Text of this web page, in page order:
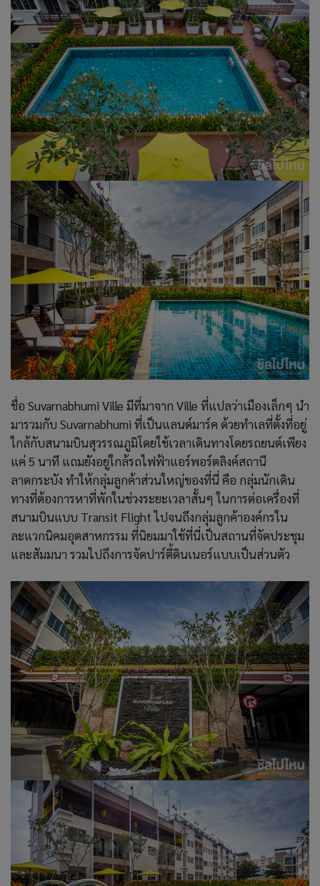
ชื่อ Suvarnabhumi Ville มีที่มาจาก Ville ที่แปลว่าเมืองเล็กๆ นำ
มารวมกับ Suvarnabhumi ที่เป็นแลนด์มาร์ค ด้วยทำเลที่ตั้งที่อยู่
ใกล้กับสนามบินสุวรรณภูมิโดยใช้เวลาเดินทางโดยรถยนต์เพียง
แค่ 5 นาที แถมยังอยู่ใกล้รถไฟฟ้าแอร์พอร์ตลิงค์สถานี
ลาดกระบัง ทำให้กลุ่มลูกค้าส่วนใหญ่ของที่นี่ คือ กลุ่มนักเดิน
ทางที่ต้องการหาที่พักในช่วงระยะเวลาสั้นๆ ในการต่อเครื่องที่
สนามบินแบบ Transit Flight ไปจนถึงกลุ่มลูกค้าองค์กรใน
ละแวกนิคมอุตสาหกรรม ที่นิยมมาใช้ที่นี่เป็นสถานที่จัดประชุม
และสัมมนา รวมไปถึงการจัดปาร์ตี้ดินเนอร์แบบเป็นส่วนตัว